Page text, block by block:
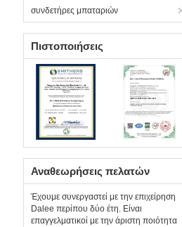
συνδετήρες μπαταριών
Πιστοποιήσεις
Αναθεωρήσεις πελατών
Έχουμε συνεργαστεί με την επιχείρηση
Dalee περίπου δύο έτη. Είναι
επαγγελματικοί με την άριστη ποιότητα